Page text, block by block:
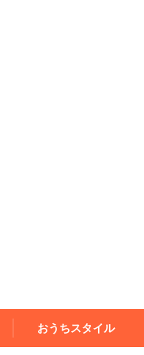
おうちスタイル